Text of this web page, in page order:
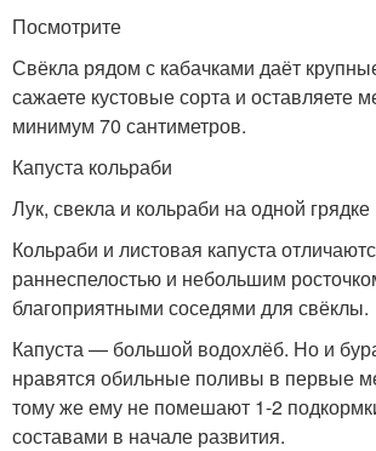
Посмотрите
Свёкла рядом с кабачками даёт
сажаете кустовые сорта и оставляете
минимум 70 сантиметров.
Капуста кольраби
Лук, свекла и кольраби на одной грядке
Кольраби и листовая капуста
раннеспелостью и небольшим
благоприятными соседями для свёклы.
Капуста — большой водохлёб. Но и
нравятся обильные поливы в первые
тому же ему не помешают 1-2
составами в начале развития.